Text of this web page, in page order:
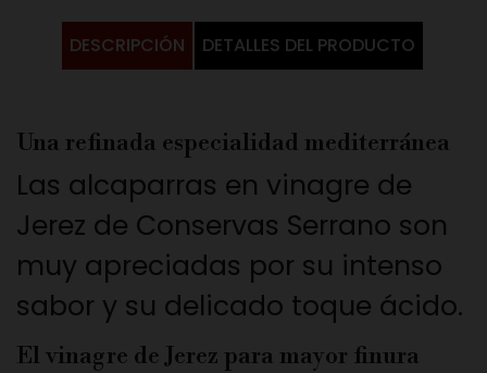
DESCRIPCIÓN DETALLES DEL PRODUCTO
Una refinada especialidad mediterránea
Las alcaparras en vinagre de
Jerez de Conservas Serrano son
muy apreciadas por su intenso
sabor y su delicado toque ácido.
El vinagre de Jerez para mayor finura